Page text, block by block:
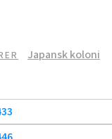
Japansk koloni